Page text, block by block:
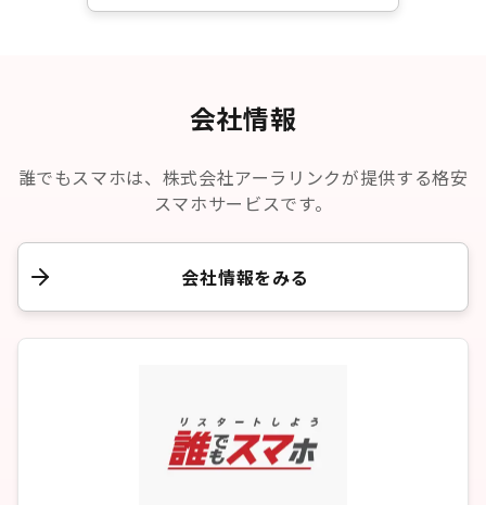
会社情報
誰でもスマホは、株式会社アーラリンクが提供する格安
スマホサービスです。
会社情報をみる